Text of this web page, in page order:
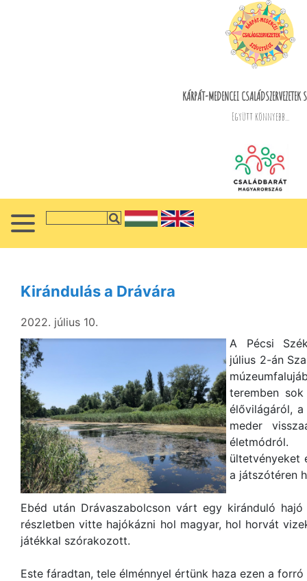
KÁRPÁT-MEDENCEI CSALÁDSZERVEZETEK
Együtt könnyebb...
Kirándulás a Drávára
2022. július 10.
A Pécsi
július 2-án
teremben
élővilágáról,
meder
ültetvényeket
a játszótéren
Ebéd után Drávaszabolcson várt egy kiránduló
részletben vitte hajókázni hol magyar, hol horvát
játékkal szórakozott.
Este fáradtan, tele élménnyel értünk haza ezen a forró